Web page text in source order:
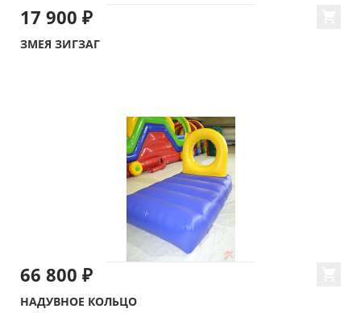
17 900 ₽
ЗМЕЯ ЗИГЗАГ
66 800 ₽
НАДУВНОЕ КОЛЬЦО